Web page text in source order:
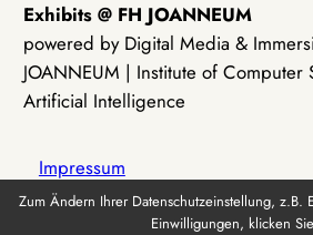
Exhibits @ FH JOANNEUM
powered by Digital Media &
JOANNEUM | Institute of Computer
Artificial Intelligence
Impressum
Zum Ändern Ihrer Datenschutzeinstellung, z.B.
Einwilligungen, klicken